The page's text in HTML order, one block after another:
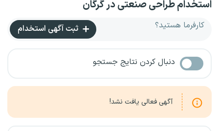
استخدام طراحی صنعتی در گرگان
کارفرما هستید؟ ثبت آگهی استخدام
دنبال کردن نتایج جستجو
آگهی فعالی یافت نشد!